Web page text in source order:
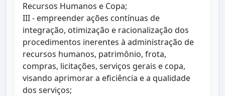
Recursos Humanos e Copa;
III - empreender ações contínuas de
integração, otimização e racionalização dos
procedimentos inerentes à administração de
recursos humanos, patrimônio, frota,
compras, licitações, serviços gerais e copa,
visando aprimorar a eficiência e a qualidade
dos serviços;